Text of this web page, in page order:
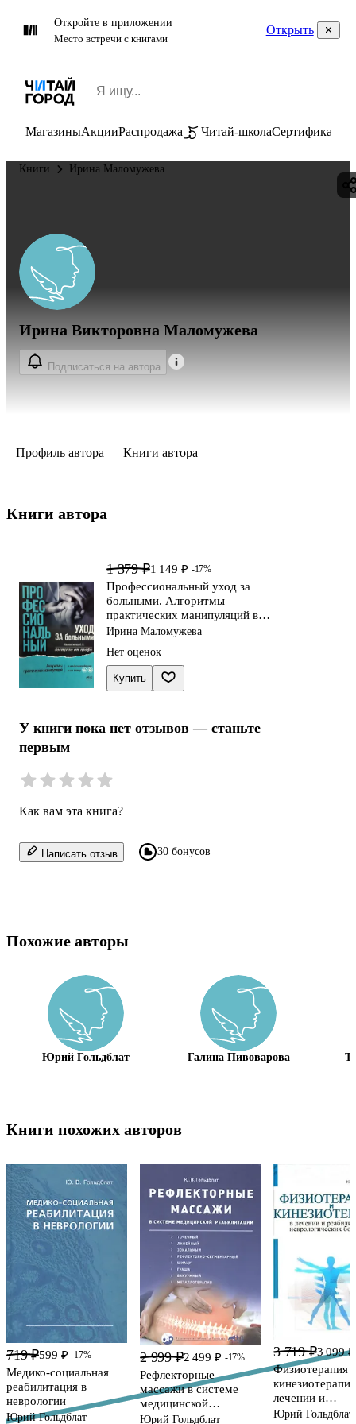
Откройте в приложении
Место встречи с книгами
Открыть
МагазиныАкцииРаспродажа Читай-школаСертификаты
Книги Ирина Маломужева
Ирина Викторовна Маломужева
Подписаться на автора
Профиль автора Книги автора
Книги автора
1 379 ₽1 149 ₽ -17%
Профессиональный уход за
больными. Алгоритмы
практических манипуляций в
медучреждении и на дому.
Ирина Маломужева
Нет оценок
Купить
У книги пока нет отзывов — станьте
первым
Как вам эта книга?
Написать отзыв 30 бонусов
Похожие авторы
Юрий Гольдблат Галина Пивоварова
Книги похожих авторов
719 ₽599 ₽ -17%
Медико-социальная
реабилитация в
неврологии
Юрий Гольдблат
2 999 ₽2 499 ₽ -17%
Рефлекторные
массажи в системе
медицинской
реабилитации:
Юрий Гольдблат
3 719 ₽3 099 ₽
Физиотерапия
лечении и
реабилитации
Юрий Гольдблат